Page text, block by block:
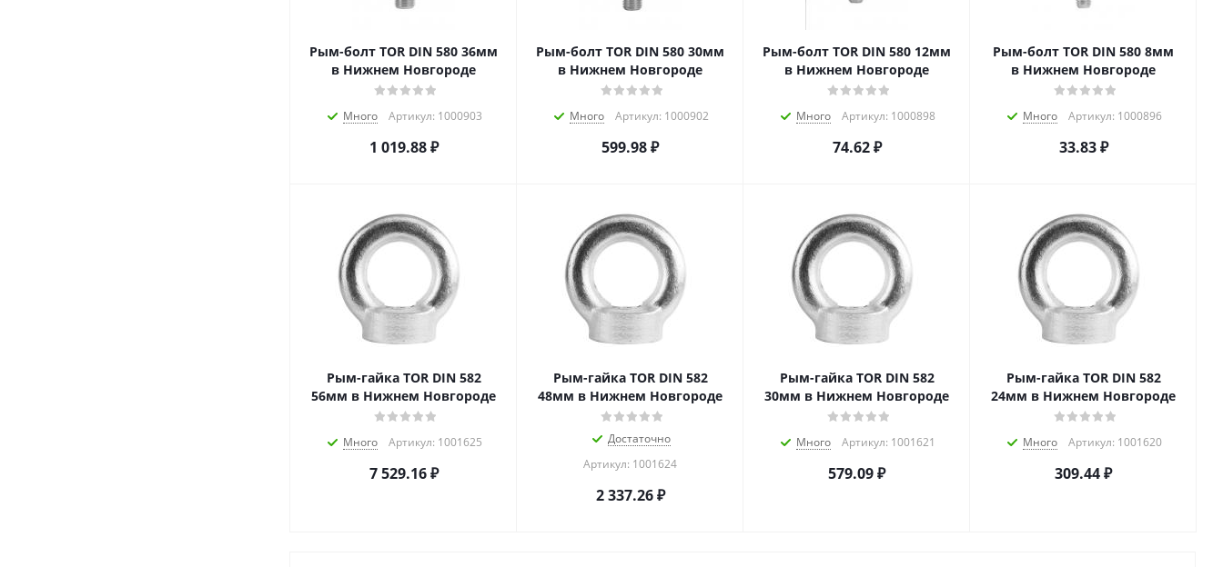
Рым-болт TOR DIN 580 36мм
в Нижнем Новгороде
Много Артикул: 1000903
1 019.88₽
Рым-болт TOR DIN 580 30мм
в Нижнем Новгороде
Много Артикул: 1000902
599.98₽
Рым-болт TOR DIN 580 12мм
в Нижнем Новгороде
Много Артикул: 1000898
74.62₽
Рым-болт TOR DIN 580 8мм
в Нижнем Новгороде
Много Артикул: 1000896
33.83₽
Рым-гайка TOR DIN 582
56мм в Нижнем Новгороде
Много Артикул: 1001625
7 529.16₽
Рым-гайка TOR DIN 582
48мм в Нижнем Новгороде
Достаточно
Артикул: 1001624
2 337.26₽
Рым-гайка TOR DIN 582
30мм в Нижнем Новгороде
Много Артикул: 1001621
579.09₽
Рым-гайка TOR DIN 582
24мм в Нижнем Новгороде
Много Артикул: 1001620
309.44₽